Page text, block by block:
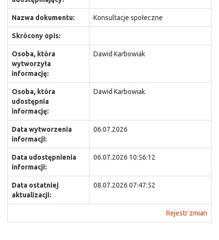
Nazwa dokumentu: Konsultacje społeczne
Skrócony opis:
Osoba, która
wytworzyła
informację:
Dawid Karbowiak
Osoba, która
udostępnia
informację:
Dawid Karbowiak
Data wytworzenia
informacji:
06.07.2026
Data udostępnienia
informacji:
06.07.2026 10:56:12
Data ostatniej
aktualizacji:
08.07.2026 07:47:52
Rejestr zmian